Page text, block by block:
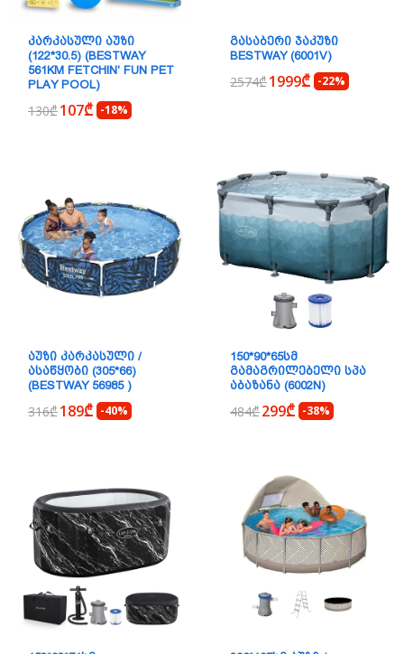
ᲙᲐᲠᲙᲐᲡᲣᲚᲘ ᲐᲣᲖᲘ
(122*30.5) (BESTWAY
561KM FETCHIN' FUN PET
PLAY POOL)
130₾107₾ -18%
ᲒᲐᲡᲐᲑᲔᲠᲘ ᲯᲐᲙᲣᲖᲘ
BESTWAY (6001V)
2574₾1999₾ -22%
ᲐᲣᲖᲘ ᲙᲐᲠᲙᲐᲡᲣᲚᲘ /
ᲐᲡᲐᲬᲧᲝᲑᲘ (305*66)
(BESTWAY 56985 )
316₾189₾ -40%
150*90*65ᲡᲛ
ᲒᲐᲛᲐᲒᲠᲘᲚᲔᲑᲔᲚᲘ ᲡᲞᲐ
ᲐᲑᲐᲖᲐᲜᲐ (6002N)
484₾299₾ -38%